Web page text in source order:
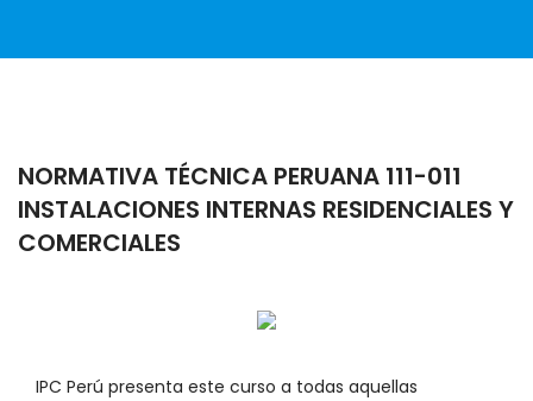
NORMATIVA TÉCNICA PERUANA 111-011
INSTALACIONES INTERNAS RESIDENCIALES Y
COMERCIALES
IPC Perú presenta este curso a todas aquellas